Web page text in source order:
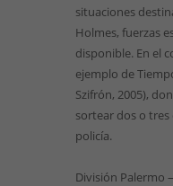
situaciones
Holmes, fuerzas
disponible. En el
ejemplo de
Szifrón, 2005),
sortear dos o
policía.
División Palermo